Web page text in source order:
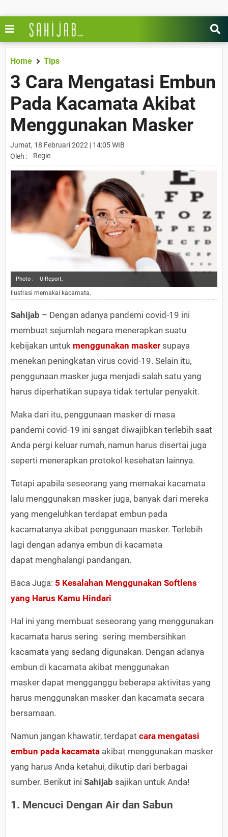
Home Tips
3 Cara Mengatasi Embun
Pada Kacamata Akibat
Menggunakan Masker
Jumat, 18 Februari 2022 | 14:05 WIB
Oleh :
Regie
Photo : U-Report,
Ilustrasi memakai kacamata.
Sahijab – Dengan adanya pandemi covid-19 ini
membuat sejumlah negara menerapkan suatu
kebijakan untuk menggunakan masker supaya
menekan peningkatan virus covid-19. Selain itu,
penggunaan masker juga menjadi salah satu yang
harus diperhatikan supaya tidak tertular penyakit.
Maka dari itu, penggunaan masker di masa
pandemi covid-19 ini sangat diwajibkan terlebih saat
Anda pergi keluar rumah, namun harus disertai juga
seperti menerapkan protokol kesehatan lainnya.
Tetapi apabila seseorang yang memakai kacamata
lalu menggunakan masker juga, banyak dari mereka
yang mengeluhkan terdapat embun pada
kacamatanya akibat penggunaan masker. Terlebih
lagi dengan adanya embun di kacamata
dapat menghalangi pandangan.
Baca Juga: 5 Kesalahan Menggunakan Softlens
yang Harus Kamu Hindari
Hal ini yang membuat seseorang yang menggunakan
kacamata harus sering sering membersihkan
kacamata yang sedang digunakan. Dengan adanya
embun di kacamata akibat menggunakan
masker dapat mengganggu beberapa aktivitas yang
harus menggunakan masker dan kacamata secara
bersamaan.
Namun jangan khawatir, terdapat cara mengatasi
embun pada kacamata akibat menggunakan masker
yang harus Anda ketahui, dikutip dari berbagai
sumber. Berikut ini Sahijab sajikan untuk Anda!
1. Mencuci Dengan Air dan Sabun